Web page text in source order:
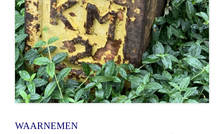
WAARNEMEN